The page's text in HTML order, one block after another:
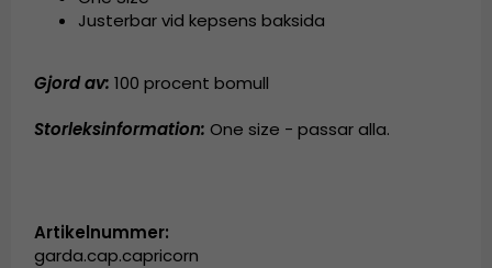
Justerbar vid kepsens baksida
Gjord av: 100 procent bomull
Storleksinformation: One size - passar alla.
Artikelnummer:
garda.cap.capricorn